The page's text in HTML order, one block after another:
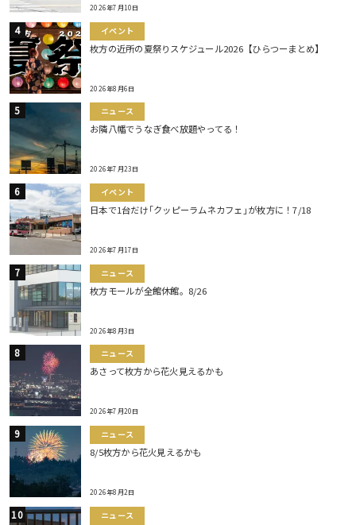
2026年7月10日
イベント
枚方の近所の夏祭りスケジュール2026【ひらつーまとめ】
2026年8月6日
ニュース
お隣八幡でうなぎ食べ放題やってる！
2026年7月23日
イベント
日本で1台だけ｢クッピーラムネカフェ｣が枚方に！7/18
2026年7月17日
ニュース
枚方モールが全館休館。8/26
2026年8月3日
ニュース
あさって枚方から花火見えるかも
2026年7月20日
ニュース
8/5枚方から花火見えるかも
2026年8月2日
ニュース